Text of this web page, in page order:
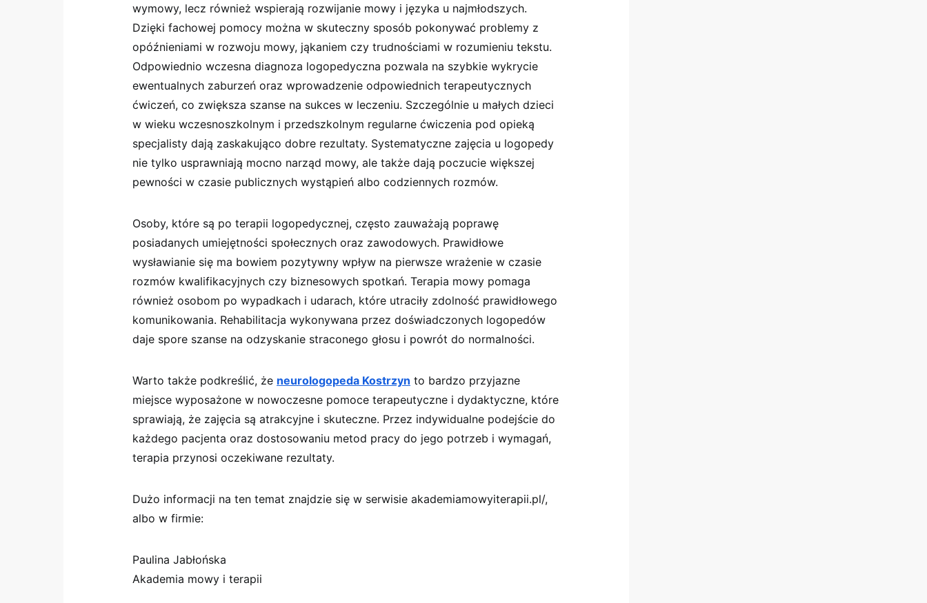
wymowy, lecz również wspierają rozwijanie mowy i języka u najmłodszych.
Dzięki fachowej pomocy można w skuteczny sposób pokonywać problemy z
opóźnieniami w rozwoju mowy, jąkaniem czy trudnościami w rozumieniu tekstu.
Odpowiednio wczesna diagnoza logopedyczna pozwala na szybkie wykrycie
ewentualnych zaburzeń oraz wprowadzenie odpowiednich terapeutycznych
ćwiczeń, co zwiększa szanse na sukces w leczeniu. Szczególnie u małych dzieci
w wieku wczesnoszkolnym i przedszkolnym regularne ćwiczenia pod opieką
specjalisty dają zaskakująco dobre rezultaty. Systematyczne zajęcia u logopedy
nie tylko usprawniają mocno narząd mowy, ale także dają poczucie większej
pewności w czasie publicznych wystąpień albo codziennych rozmów.
Osoby, które są po terapii logopedycznej, często zauważają poprawę
posiadanych umiejętności społecznych oraz zawodowych. Prawidłowe
wysławianie się ma bowiem pozytywny wpływ na pierwsze wrażenie w czasie
rozmów kwalifikacyjnych czy biznesowych spotkań. Terapia mowy pomaga
również osobom po wypadkach i udarach, które utraciły zdolność prawidłowego
komunikowania. Rehabilitacja wykonywana przez doświadczonych logopedów
daje spore szanse na odzyskanie straconego głosu i powrót do normalności.
Warto także podkreślić, że neurologopeda Kostrzyn to bardzo przyjazne
miejsce wyposażone w nowoczesne pomoce terapeutyczne i dydaktyczne, które
sprawiają, że zajęcia są atrakcyjne i skuteczne. Przez indywidualne podejście do
każdego pacjenta oraz dostosowaniu metod pracy do jego potrzeb i wymagań,
terapia przynosi oczekiwane rezultaty.
Dużo informacji na ten temat znajdzie się w serwisie akademiamowyiterapii.pl/,
albo w firmie:
Paulina Jabłońska
Akademia mowy i terapii